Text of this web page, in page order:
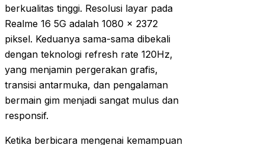
berkualitas tinggi. Resolusi layar pada
Realme 16 5G adalah 1080 x 2372
piksel. Keduanya sama-sama dibekali
dengan teknologi refresh rate 120Hz,
yang menjamin pergerakan grafis,
transisi antarmuka, dan pengalaman
bermain gim menjadi sangat mulus dan
responsif.
Ketika berbicara mengenai kemampuan